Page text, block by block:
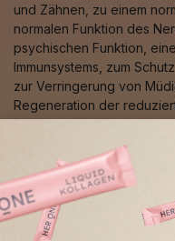
und Zähnen, zu einem
normalen Funktion des
psychischen Funktion,
Immunsystems, zum
zur Verringerung von
Regeneration der
Erhöhung der
trägt zur
normalen
oxidativem Stress sowie
Energiestoffwechsel bei.
⁶Selen
trägt zum Schutz